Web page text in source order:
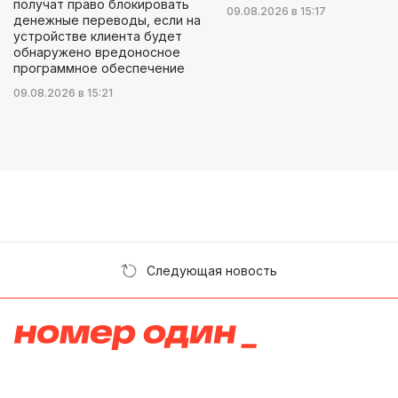
получат право блокировать
денежные переводы, если на
устройстве клиента будет
обнаружено вредоносное
программное обеспечение
09.08.2026 в 15:21
09.08.2026 в 15:17
Следующая новость